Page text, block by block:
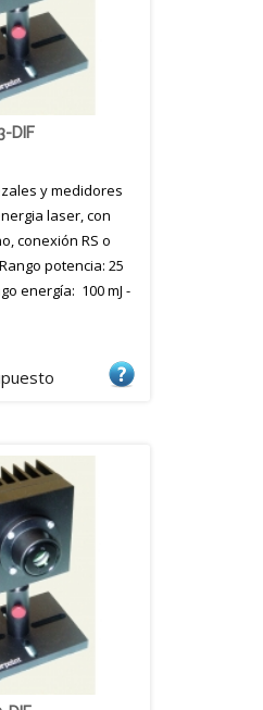
DIF
y medidores
laser, con
conexión RS o
potencia: 25
energía: 100 mJ -